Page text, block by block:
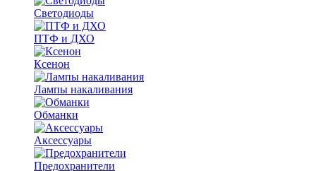
Светодиоды
ПТФ и ДХО
Ксенон
Лампы накаливания
Обманки
Аксессуары
Предохранители